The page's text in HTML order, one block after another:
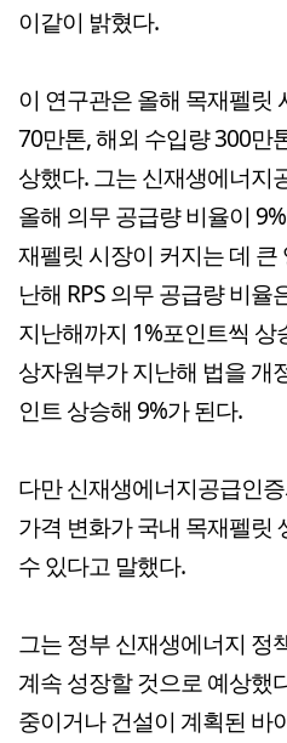
이같이 밝혔다.
이 연구관은 올해 목재펠릿
70만톤, 해외 수입량 300만
상했다. 그는 신재생에너지
올해 의무 공급량 비율이
재펠릿 시장이 커지는 데 큰
난해 RPS 의무 공급량 비율
지난해까지 1%포인트씩
상자원부가 지난해 법을 개
인트 상승해 9%가 된다.
다만 신재생에너지공급인
가격 변화가 국내 목재펠릿
수 있다고 말했다.
그는 정부 신재생에너지 정
계속 성장할 것으로 예상했
중이거나 건설이 계획된 바